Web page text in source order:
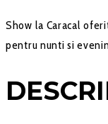
Show la Caracal
pentru nunti si